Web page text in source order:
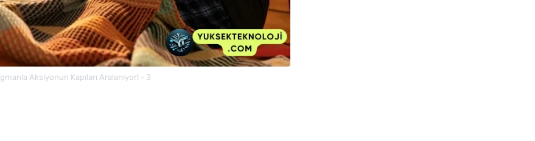
Aksiyonun Kapıları Aralanıyor! - 3